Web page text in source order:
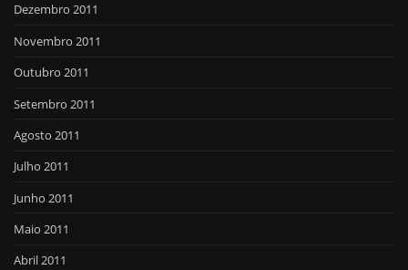
Dezembro 2011
Novembro 2011
Outubro 2011
Setembro 2011
Agosto 2011
Julho 2011
Junho 2011
Maio 2011
Abril 2011